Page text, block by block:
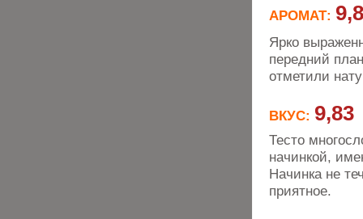
АРОМАТ:
Ярко
передний
отметили
ВКУС: 9,83
Тесто
начинкой,
Начинка не
приятное.